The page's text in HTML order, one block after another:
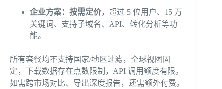
企业方案：按需定价，超过 5 位用户、15 万
关键词、支持子域名、API、转化分析等功
能。
所有套餐均不支持国家/地区过滤，全球视图固
定，下载数据存在点数限制，API 调用额度有限。
如需跨市场对比、导出深度报告，还需额外付费。